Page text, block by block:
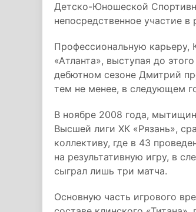
Детско-Юношеской
непосредственное участие
Профессиональную карьеру,
«Атланта», выступая до
дебютном сезоне Дмитрий
тем не менее, в следующем
В ноябре 2008 года,
Высшей лиги ХК «Рязань»,
коллективу, где в 43
на результативную игру, в
сыграл лишь три матча.
Основную часть игрового